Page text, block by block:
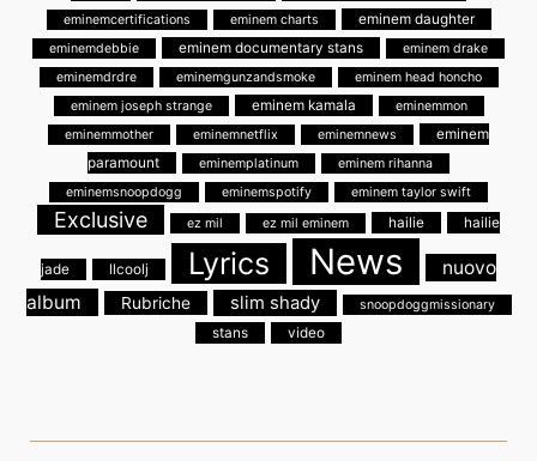
eminemcertifications eminem charts eminem daughter
eminemdebbie eminem documentary stans
eminem drake
eminemdrdre
eminemgunzandsmoke
eminem head honcho
eminem joseph strange
eminem kamala
eminemmon
eminemmother
eminemnetflix eminemnews
eminem
paramount
eminemplatinum
eminem rihanna
eminemsnoopdogg
eminemspotify eminem taylor swift
Exclusive ez mil ez mil eminem hailie hailie
jade llcoolj Lyrics News
nuovo
album
Rubriche slim shady snoopdoggmissionary
stans video